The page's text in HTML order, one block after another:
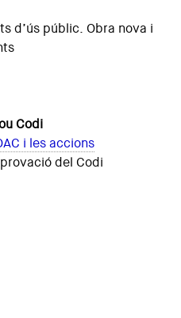
d’ús públic. Obra nova i
Codi
i les accions
del Codi